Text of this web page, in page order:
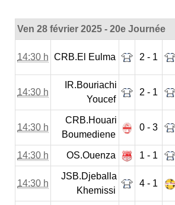
Ven 28 février 2025 - 20e Journée
14:30 h CRB.El Eulma 2 - 1
14:30 h
IR.Bouriachi
Youcef
2 - 1
14:30 h
CRB.Houari
Boumediene
0 - 3
14:30 h OS.Ouenza 1 - 1
14:30 h
JSB.Djeballa
Khemissi
4 - 1